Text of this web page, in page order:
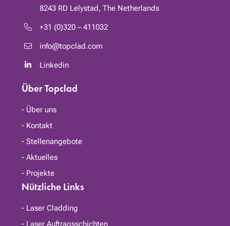
8243 RD Lelystad, The Netherlands
+31 (0)320 – 411032
info@topclad.com
Linkedin
Über Topclad
Über uns
Kontakt
Stellenangebote
Aktuelles
Projekte
Nützliche Links
Laser Cladding